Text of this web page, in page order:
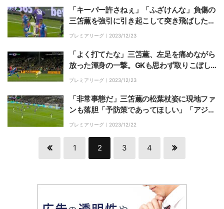
「キーパー許さねぇ」「ふざけんな」負傷の
三笘薫を強引に引き起こして突き飛ばしたG
Kに批判殺到 「日本の宝を...」ファンがブ
プレミアリーグ｜ 2023/12/23
「よく打てたな」三笘薫、左足を痛めながら
放った渾身の一撃。GKも思わず取りこぼし
た強烈すぎるダイレクトボレーの瞬間！
プレミアリーグ｜ 2023/12/23
「非常事態だ」三笘薫の松葉杖姿に現地ファ
ンも落胆「予防策であってほしい」「アジア
カップを欠場するとなれば…」
プレミアリーグ｜ 2023/12/22
1 2 3 4